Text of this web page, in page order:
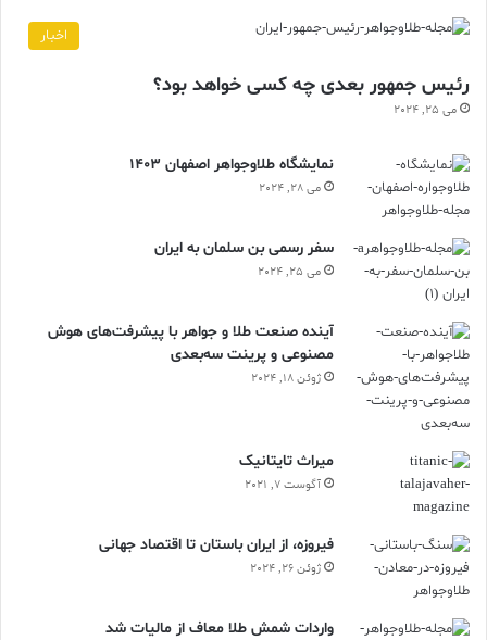
اخبار
رئیس جمهور بعدی چه کسی خواهد بود؟
می 25, 2024
نمایشگاه طلاوجواهر اصفهان 1403
می 28, 2024
سفر رسمی بن سلمان به ایران
می 25, 2024
آینده صنعت طلا و جواهر با پیشرفت‌های هوش
مصنوعی و پرینت سه‌بعدی
ژوئن 18, 2024
ميراث تايتانيک
آگوست 7, 2021
فیروزه، از ایران باستان تا اقتصاد جهانی
ژوئن 26, 2024
واردات شمش طلا معاف از مالیات شد